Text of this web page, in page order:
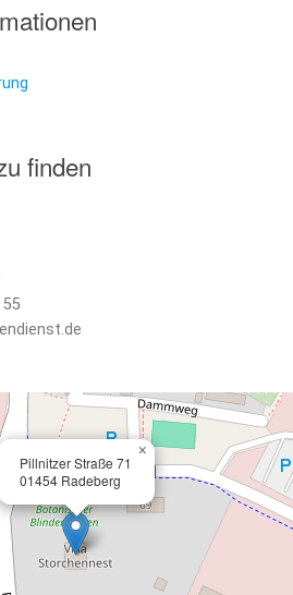
finden
Pillnitzer Straße 71
01454 Radeberg
×